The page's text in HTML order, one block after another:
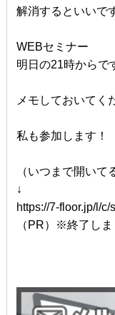
解消するといいで
WEBセミナー
明日の21時からで
メモしておいてく
私も参加します！
（いつまで開いて
↓
https://7-floor.jp/l/
（PR）※終了しま